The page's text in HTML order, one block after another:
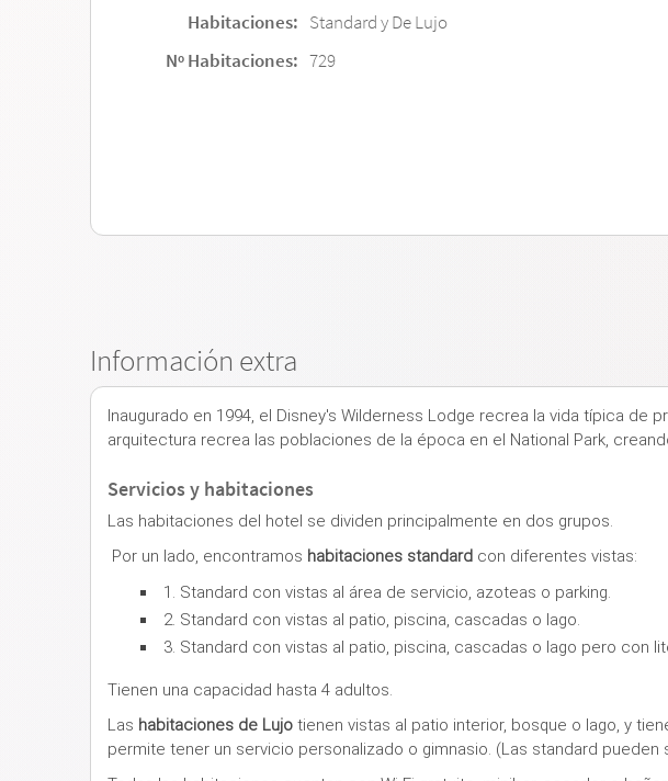
Habitaciones: Standard y De Lujo
Nº Habitaciones: 729
Información extra
Inaugurado en 1994, el Disney's Wilderness Lodge recrea la vida típica de
arquitectura recrea las poblaciones de la época en el National Park,
Servicios y habitaciones
Las habitaciones del hotel se dividen principalmente en dos grupos.
Por un lado, encontramos habitaciones standard con diferentes vistas:
1. Standard con vistas al área de servicio, azoteas o parking.
2. Standard con vistas al patio, piscina, cascadas o lago.
3. Standard con vistas al patio, piscina, cascadas o lago pero con
Tienen una capacidad hasta 4 adultos.
Las habitaciones de Lujo tienen vistas al patio interior, bosque o lago, y
permite tener un servicio personalizado o gimnasio. (Las standard